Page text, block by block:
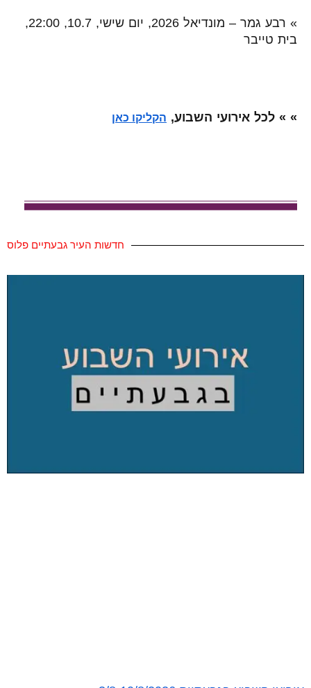
» רבע גמר – מונדיאל 2026, יום שישי, 10.7, 22:00,
בית טייבר
» » לכל אירועי השבוע, הקליקו כאן
חדשות העיר גבעתיים פלוס